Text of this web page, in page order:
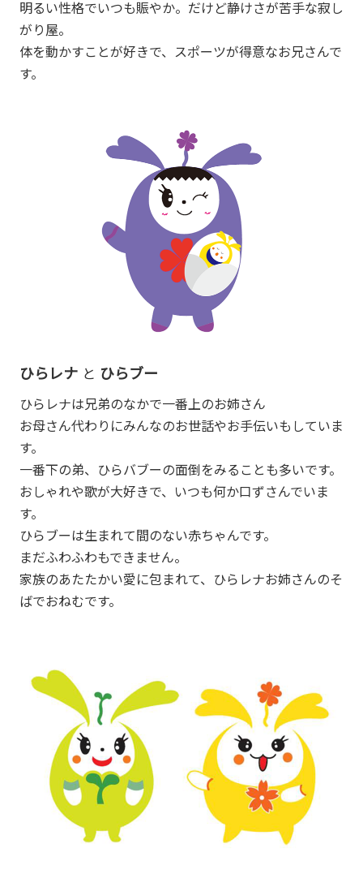
明るい性格でいつも賑やか。だけど静けさが苦手な寂し
がり屋。
体を動かすことが好きで、スポーツが得意なお兄さんで
す。
ひらレナ と ひらブー
ひらレナは兄弟のなかで一番上のお姉さん
お母さん代わりにみんなのお世話やお手伝いもしていま
す。
一番下の弟、ひらバブーの面倒をみることも多いです。
おしゃれや歌が大好きで、いつも何か口ずさんでいま
す。
ひらブーは生まれて間のない赤ちゃんです。
まだふわふわもできません。
家族のあたたかい愛に包まれて、ひらレナお姉さんのそ
ばでおねむです。